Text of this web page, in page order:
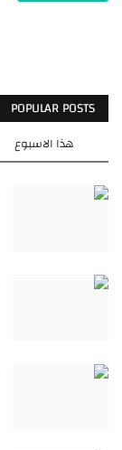
POPULAR POSTS
هذا الاسبوع